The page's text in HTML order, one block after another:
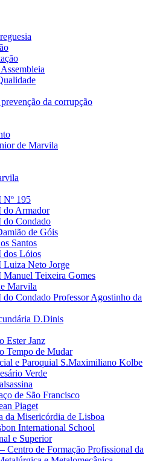
da corrupção
de Marvila
Nº 195
do Armador
do Condado
de Góis
Santos
dos Lóios
Luiza Neto Jorge
Manuel Teixeira Gomes
Marvila
do Condado Professor Agostinho da
D.Dinis
Ester Janz
Tempo de Mudar
e Paroquial S.Maximiliano Kolbe
Verde
de São Francisco
Piaget
da Misericórdia de Lisboa
International School
e Superior
Centro de Formação Profissional da